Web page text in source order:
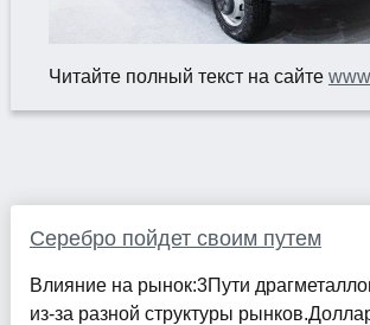
Читайте полный текст на сайте
Серебро пойдет своим путем
Влияние на рынок:3Пути
из-за разной структуры